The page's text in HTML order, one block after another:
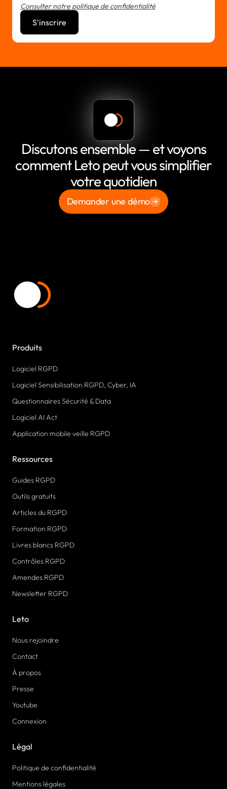
Consulter notre politique de confidentialité
Discutons ensemble — et voyons
comment Leto peut vous simplifier
votre quotidien
Demander une démo
Produits
Logiciel RGPD
Logiciel Sensibilisation RGPD, Cyber, IA
Questionnaires Sécurité & Data
Logiciel AI Act
Application mobile veille RGPD
Ressources
Guides RGPD
Outils gratuits
Articles du RGPD
Formation RGPD
Livres blancs RGPD
Contrôles RGPD
Amendes RGPD
Newsletter RGPD
Leto
Nous rejoindre
Contact
À propos
Presse
Youtube
Connexion
Légal
Politique de confidentialité
Mentions légales